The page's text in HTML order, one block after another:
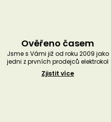
Ověřeno časem
Jsme s Vámi již od roku 2009 jako
jedni z prvních prodejců elektrokol
Zjistit více